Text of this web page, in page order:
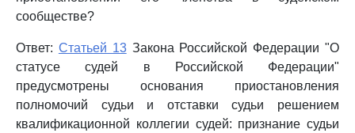
сообществе?
Ответ: Статьей 13Закона Российской Федерации "О
статусе судей в Российской Федерации"
предусмотрены основания приостановления
полномочий судьи и отставки судьи решением
квалификационной коллегии судей: признание судьи